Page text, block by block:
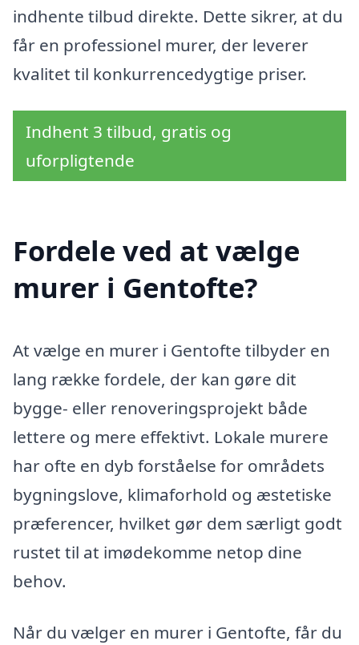
indhente tilbud direkte. Dette sikrer, at du
får en professionel murer, der leverer
kvalitet til konkurrencedygtige priser.
Indhent 3 tilbud, gratis og
uforpligtende
Fordele ved at vælge
murer i Gentofte?
At vælge en murer i Gentofte tilbyder en
lang række fordele, der kan gøre dit
bygge- eller renoveringsprojekt både
lettere og mere effektivt. Lokale murere
har ofte en dyb forståelse for områdets
bygningslove, klimaforhold og æstetiske
præferencer, hvilket gør dem særligt godt
rustet til at imødekomme netop dine
behov.
Når du vælger en murer i Gentofte, får du